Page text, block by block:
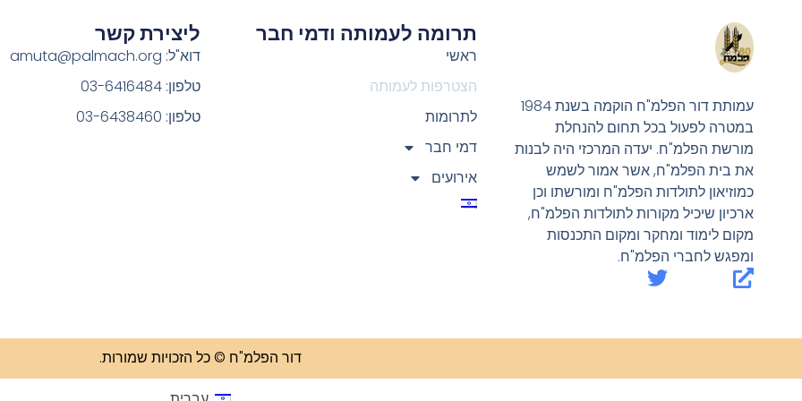
עמותת דור הפלמ"ח הוקמה בשנת 1984
במטרה לפעול בכל תחום להנחלת
מורשת הפלמ"ח. יעדה המרכזי היה לבנות
את בית הפלמ"ח, אשר אמור לשמש
כמוזיאון לתולדות הפלמ"ח ומורשתו וכן
ארכיון שיכיל מקורות לתולדות הפלמ"ח,
מקום לימוד ומחקר ומקום התכנסות
ומפגש לחברי הפלמ"ח.
תרומה לעמותה ודמי חבר
ראשי
הצטרפות לעמותה
לתרומות
דמי חבר
אירועים
ליצירת קשר
דוא"ל: amuta@palmach.org
טלפון: 03-6416484
טלפון: 03-6438460
דור הפלמ"ח © כל הזכויות שמורות.